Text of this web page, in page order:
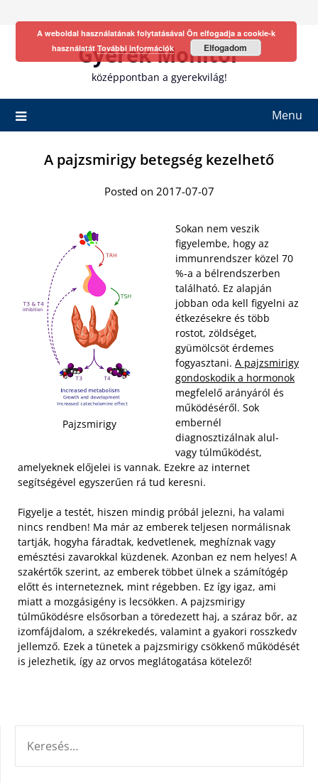
Gyerek Monitor
középpontban a gyerekvilág!
Menu
A pajzsmirigy betegség kezelhető
Posted on 2017-07-07
Pajzsmirigy
Sokan nem veszik
figyelembe, hogy az
immunrendszer közel 70
%-a a bélrendszerben
található. Ez alapján
jobban oda kell figyelni az
étkezésekre és több
rostot, zöldséget,
gyümölcsöt érdemes
fogyasztani. A pajzsmirigy
gondoskodik a hormonok
megfelelő arányáról és
működéséről. Sok
embernél
diagnosztizálnak alul-
vagy túlműködést,
amelyeknek előjelei is vannak. Ezekre az internet
segítségével egyszerűen rá tud keresni.
Figyelje a testét, hiszen mindig próbál jelezni, ha valami
nincs rendben! Ma már az emberek teljesen normálisnak
tartják, hogyha fáradtak, kedvetlenek, meghíznak vagy
emésztési zavarokkal küzdenek. Azonban ez nem helyes! A
szakértők szerint, az emberek többet ülnek a számítógép
előtt és interneteznek, mint régebben. Ez így igaz, ami
miatt a mozgásigény is lecsökken. A pajzsmirigy
túlműködésre elsősorban a töredezett haj, a száraz bőr, az
izomfájdalom, a székrekedés, valamint a gyakori rosszkedv
jellemző. Ezek a tünetek a pajzsmirigy csökkenő működését
is jelezhetik, így az orvos meglátogatása kötelező!
A weboldal használatának folytatásával Ön elfogadja a cookie-k
használatát További információk Elfogadom